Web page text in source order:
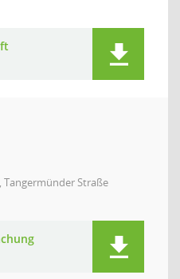
Straße